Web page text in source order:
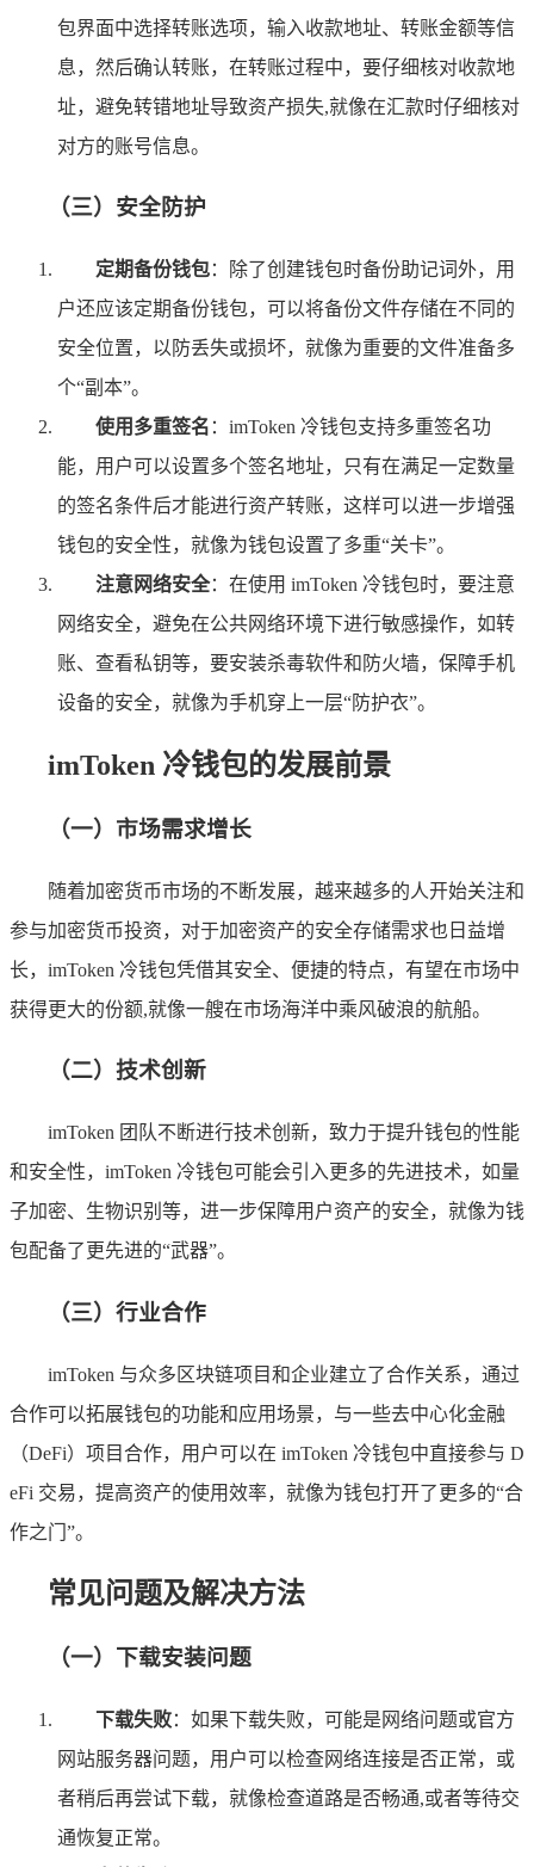
包界面中选择转账选项，输入收款地址、转账金额等信
息，然后确认转账，在转账过程中，要仔细核对收款地
址，避免转错地址导致资产损失,就像在汇款时仔细核对
对方的账号信息。
（三）安全防护
定期备份钱包：除了创建钱包时备份助记词外，用
户还应该定期备份钱包，可以将备份文件存储在不同的
安全位置，以防丢失或损坏，就像为重要的文件准备多
个“副本”。
使用多重签名 ：imToken 冷钱包支持多重签名功
能，用户可以设置多个签名地址，只有在满足一定数量
的签名条件后才能进行资产转账，这样可以进一步增强
钱包的安全性，就像为钱包设置了多重“关卡”。
注意网络安全：在使用 imToken 冷钱包时，要注意
网络安全，避免在公共网络环境下进行敏感操作，如转
账、查看私钥等，要安装杀毒软件和防火墙，保障手机
设备的安全，就像为手机穿上一层“防护衣”。
imToken 冷钱包的发展前景
（一）市场需求增长
随着加密货币市场的不断发展，越来越多的人开始关注和
参与加密货币投资，对于加密资产的安全存储需求也日益增
长，imToken 冷钱包凭借其安全、便捷的特点，有望在市场中
获得更大的份额,就像一艘在市场海洋中乘风破浪的航船。
（二）技术创新
imToken 团队不断进行技术创新，致力于提升钱包的性能
和安全性，imToken 冷钱包可能会引入更多的先进技术，如量
子加密、生物识别等，进一步保障用户资产的安全，就像为钱
包配备了更先进的“武器”。
（三）行业合作
imToken 与众多区块链项目和企业建立了合作关系，通过
合作可以拓展钱包的功能和应用场景，与一些去中心化金融
（DeFi）项目合作，用户可以在 imToken 冷钱包中直接参与 D
eFi 交易，提高资产的使用效率，就像为钱包打开了更多的“合
作之门”。
常见问题及解决方法
（一）下载安装问题
下载失败：如果下载失败，可能是网络问题或官方
网站服务器问题，用户可以检查网络连接是否正常，或
者稍后再尝试下载，就像检查道路是否畅通,或者等待交
通恢复正常。